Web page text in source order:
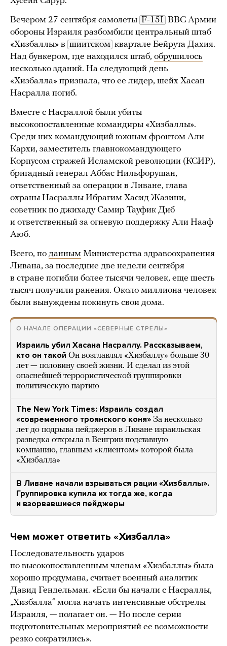
Вечером 27 сентября самолеты F-15I ВВС Армии
обороны Израиля разбомбили центральный штаб
«Хизбаллы» в шиитском квартале Бейрута Дахия.
Над бункером, где находился штаб, обрушилось
несколько зданий. На следующий день
«Хизбалла» признала, что ее лидер, шейх Хасан
Насралла погиб.
Вместе с Насраллой были убиты
высокопоставленные командиры «Хизбаллы».
Среди них командующий южным фронтом Али
Кархи, заместитель главнокомандующего
Корпусом стражей Исламской революции (КСИР),
бригадный генерал Аббас Нильфорушан,
ответственный за операции в Ливане, глава
охраны Насраллы Ибрагим Хасид Жазини,
советник по джихаду Самир Тауфик Диб
и ответственный за огневую поддержку Али Нааф
Аюб.
Всего, по данным Министерства здравоохранения
Ливана, за последние две недели сентября
в стране погибли более тысячи человек, еще шесть
тысяч получили ранения. Около миллиона человек
были вынуждены покинуть свои дома.
О НАЧАЛЕ ОПЕРАЦИИ «СЕВЕРНЫЕ СТРЕЛЫ»
Израиль убил Хасана Насраллу. Рассказываем,
кто он такой Он возглавлял «Хизбаллу» больше 30
лет — половину своей жизни. И сделал из этой
опаснейшей террористической группировки
политическую партию
The New York Times: Израиль создал
«современного троянского коня» За несколько
лет до подрыва пейджеров в Ливане израильская
разведка открыла в Венгрии подставную
компанию, главным «клиентом» которой была
«Хизбалла»
В Ливане начали взрываться рации «Хизбаллы».
Группировка купила их тогда же, когда
и взорвавшиеся пейджеры
Чем может ответить «Хизбалла»
Последовательность ударов
по высокопоставленным членам «Хизбаллы» была
хорошо продумана, считает военный аналитик
Давид Гендельман. «Если бы начали с Насраллы,
„Хизбалла“ могла начать интенсивные обстрелы
Израиля, — полагает он. — Но после серии
подготовительных мероприятий ее возможности
резко сократились».